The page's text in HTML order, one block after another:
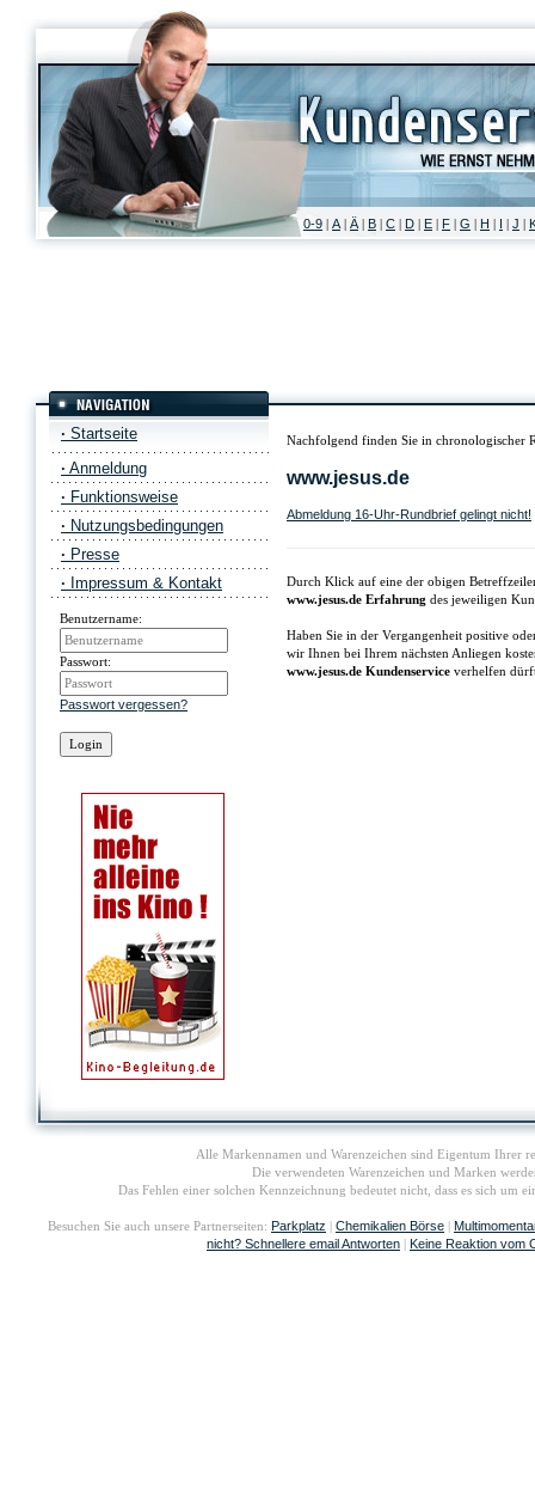
0-9 A Ä B C D E F G H I J
· Startseite
· Anmeldung
· Funktionsweise
· Nutzungsbedingungen
· Presse
· Impressum & Kontakt
Benutzername:
Passwort:
Passwort vergessen?
Nachfolgend finden Sie in chronologischer
www.jesus.de
Abmeldung 16-Uhr-Rundbrief gelingt nicht!
Durch Klick auf eine der obigen
www.jesus.de Erfahrung des jeweiligen
Haben Sie in der Vergangenheit positive
wir Ihnen bei Ihrem nächsten Anliegen
www.jesus.de Kundenservice verhelfen
Alle Markennamen und Warenzeichen sind Eigentum Ihrer
Die verwendeten Warenzeichen und Marken
Das Fehlen einer solchen Kennzeichnung bedeutet nicht, dass es sich um
Besuchen Sie auch unsere Partnerseiten: Parkplatz Chemikalien Börse
nicht? Schnellere email Antworten
Keine Reaktion vom